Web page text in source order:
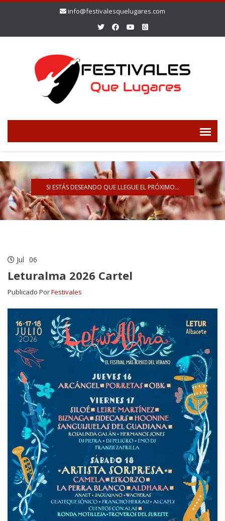
info@festivalesquelugares.com
SI ESTÁS DESEANDO QUE LLEGUE EL PRÓXIMO...
Jul 06
Leturalma 2026 Cartel
Publicado PorFestivales